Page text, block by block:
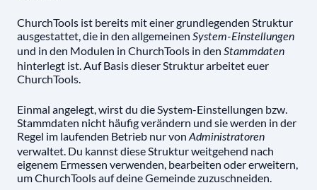
ChurchTools ist bereits mit einer grundlegenden Struktur
ausgestattet, die in den allgemeinen System-Einstellungen
und in den Modulen in ChurchTools in den Stammdaten
hinterlegt ist. Auf Basis dieser Struktur arbeitet euer
ChurchTools.
Einmal angelegt, wirst du die System-Einstellungen bzw.
Stammdaten nicht häufig verändern und sie werden in der
Regel im laufenden Betrieb nur von Administratoren
verwaltet. Du kannst diese Struktur weitgehend nach
eigenem Ermessen verwenden, bearbeiten oder erweitern,
um ChurchTools auf deine Gemeinde zuzuschneiden.